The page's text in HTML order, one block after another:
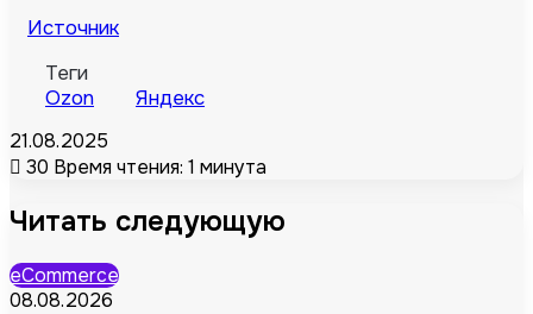
Источник
Теги
Ozon
Яндекс
21.08.2025
30 Время чтения: 1 минута
Читать следующую
eCommerce
08.08.2026